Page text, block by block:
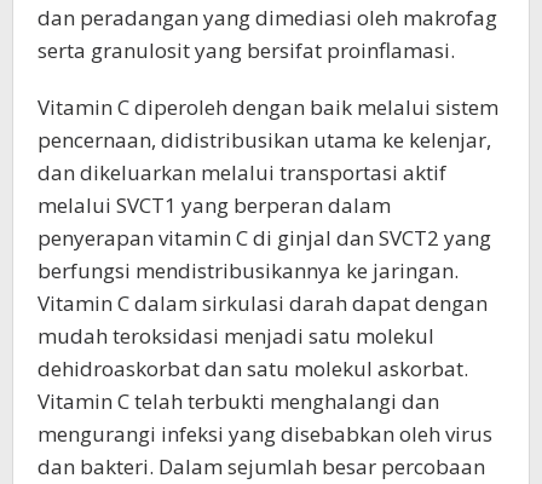
dan peradangan yang dimediasi oleh makrofag
serta granulosit yang bersifat proinflamasi.
Vitamin C diperoleh dengan baik melalui sistem
pencernaan, didistribusikan utama ke kelenjar,
dan dikeluarkan melalui transportasi aktif
melalui SVCT1 yang berperan dalam
penyerapan vitamin C di ginjal dan SVCT2 yang
berfungsi mendistribusikannya ke jaringan.
Vitamin C dalam sirkulasi darah dapat dengan
mudah teroksidasi menjadi satu molekul
dehidroaskorbat dan satu molekul askorbat.
Vitamin C telah terbukti menghalangi dan
mengurangi infeksi yang disebabkan oleh virus
dan bakteri. Dalam sejumlah besar percobaan